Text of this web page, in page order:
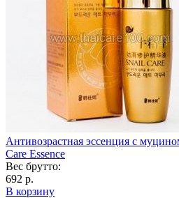
Антивозрастная эссенция с
Care Essence
Вес брутто:
692 р.
В корзину